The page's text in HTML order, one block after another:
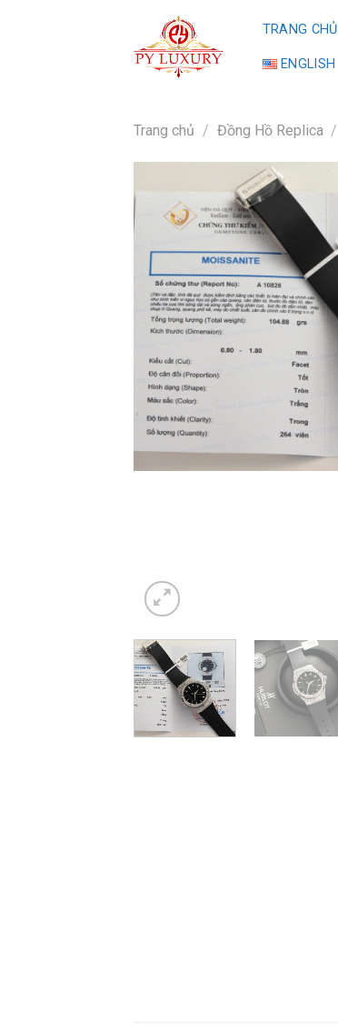
TRANG CHỦ
ENGLISH
Trang chủ / Đồng Hồ Replica /